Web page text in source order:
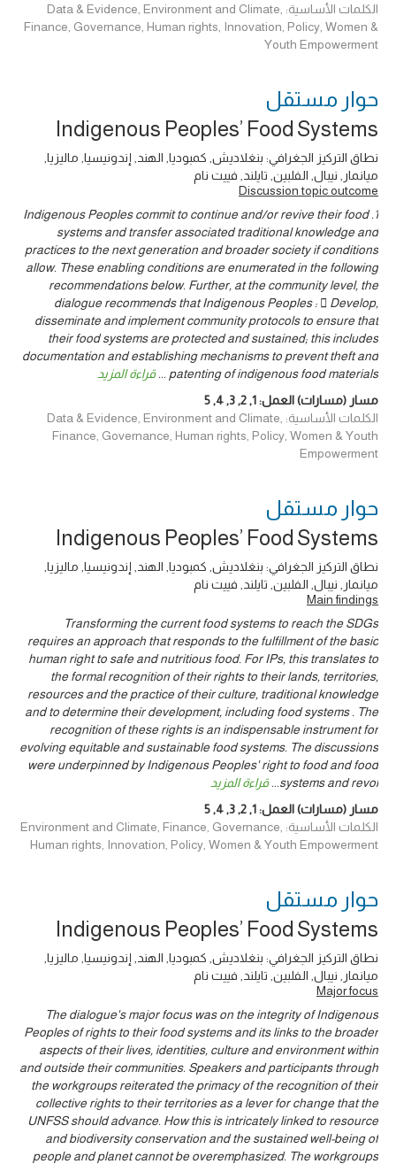
الكلمات الأساسية: Data & Evidence, Environment and Climate,
Finance, Governance, Human rights, Innovation, Policy, Women &
Youth Empowerment
حوار ‎مستقل
Indigenous Peoples’ Food Systems
نطاق التركيز الجغرافي: بنغلاديش, كمبوديا, الهند, إندونيسيا, ماليزيا,
ميانمار, نيبال, الفلبين, تايلند, فييت نام
Discussion topic outcome
1. Indigenous Peoples commit to continue and/or revive their food
systems and transfer associated traditional knowledge and
practices to the next generation and broader society if conditions
allow. These enabling conditions are enumerated in the following
recommendations below. Further, at the community level, the
dialogue recommends that Indigenous Peoples :  Develop,
disseminate and implement community protocols to ensure that
their food systems are protected and sustained; this includes
documentation and establishing mechanisms to prevent theft and
patenting of indigenous food materials
... قراءة المزيد
مسار (مسارات) العمل:1
,
2
,
3
,
4
,
5
الكلمات الأساسية: Data & Evidence, Environment and Climate,
Finance, Governance, Human rights, Policy, Women & Youth
Empowerment
حوار ‎مستقل
Indigenous Peoples’ Food Systems
نطاق التركيز الجغرافي: بنغلاديش, كمبوديا, الهند, إندونيسيا, ماليزيا,
ميانمار, نيبال, الفلبين, تايلند, فييت نام
Main findings
Transforming the current food systems to reach the SDGs
requires an approach that responds to the fulfillment of the basic
human right to safe and nutritious food. For IPs, this translates to
the formal recognition of their rights to their lands, territories,
resources and the practice of their culture, traditional knowledge
and to determine their development, including food systems . The
recognition of these rights is an indispensable instrument for
evolving equitable and sustainable food systems. The discussions
were underpinned by Indigenous Peoples' right to food and food
systems and revol
... قراءة المزيد
مسار (مسارات) العمل:1
,
2
,
3
,
4
,
5
الكلمات الأساسية: Environment and Climate, Finance, Governance,
Human rights, Innovation, Policy, Women & Youth Empowerment
حوار ‎مستقل
Indigenous Peoples’ Food Systems
نطاق التركيز الجغرافي: بنغلاديش, كمبوديا, الهند, إندونيسيا, ماليزيا,
ميانمار, نيبال, الفلبين, تايلند, فييت نام
Major focus
The dialogue's major focus was on the integrity of Indigenous
Peoples of rights to their food systems and its links to the broader
aspects of their lives, identities, culture and environment within
and outside their communities. Speakers and participants through
the workgroups reiterated the primacy of the recognition of their
collective rights to their territories as a lever for change that the
UNFSS should advance. How this is intricately linked to resource
and biodiversity conservation and the sustained well-being of
people and planet cannot be overemphasized. The workgroups